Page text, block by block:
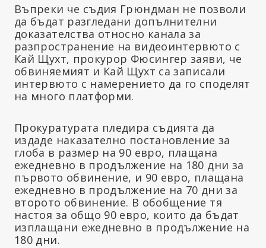
Въпреки че съдия Грюндман не позволи
да бъдат разгледани допълнителни
доказателства относно канала за
разпространение на видеоинтервюто с
Кай Щухт, прокурор Фюсингер заяви, че
обвиняемият и Кай Щухт са записали
интервюто с намерението да го споделят
на много платформи.
Прокуратурата пледира съдията да
издаде наказателно постановление за
глоба в размер на 90 евро, плащана
ежедневно в продължение на 180 дни за
първото обвинение, и 90 евро, плащана
ежедневно в продължение на 70 дни за
второто обвинение. В обобщение тя
настоя за общо 90 евро, които да бъдат
изплащани ежедневно в продължение на
180 дни.